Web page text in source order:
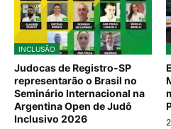
INCLUSÃO
Judocas de Registro-SP
representarão o Brasil no
Seminário Internacional na
Argentina Open de Judô
Inclusivo 2026